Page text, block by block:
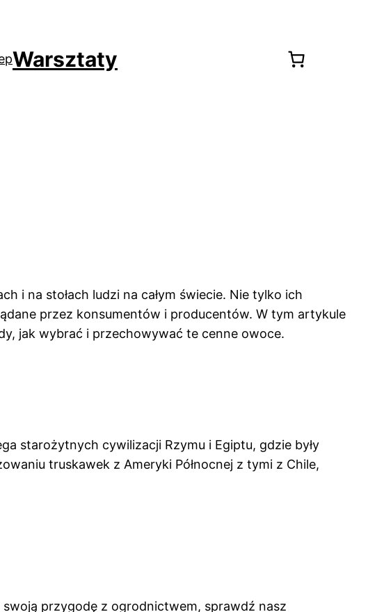
Warsztaty
i na stołach ludzi na całym świecie. Nie tylko ich
przez konsumentów i producentów. W tym artykule
jak wybrać i przechowywać te cenne owoce.
starożytnych cywilizacji Rzymu i Egiptu, gdzie były
truskawek z Ameryki Północnej z tymi z Chile,
przygodę z ogrodnictwem, sprawdź nasz